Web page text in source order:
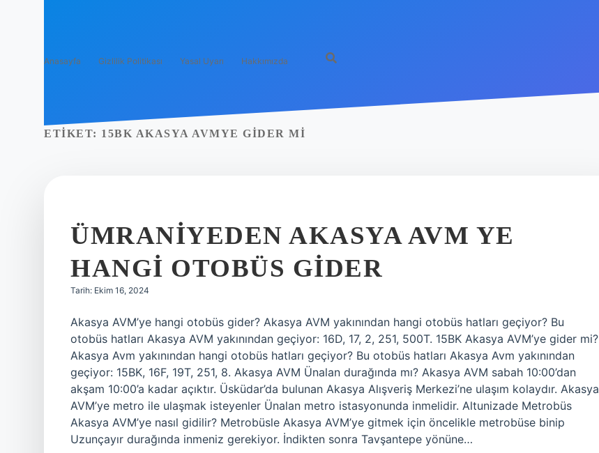
Anasayfa Gizlilik Politikası Yasal Uyarı Hakkımızda
ETIKET: 15BK AKASYA AVMYE GIDER MI
ÜMRANIYEDEN AKASYA AVM YE
HANGI OTOBÜS GIDER
Tarih: Ekim 16, 2024
Akasya AVM’ye hangi otobüs gider? Akasya AVM yakınından hangi otobüs hatları geçiyor? Bu
otobüs hatları Akasya AVM yakınından geçiyor: 16D, 17, 2, 251, 500T. 15BK Akasya AVM’ye gider mi?
Akasya Avm yakınından hangi otobüs hatları geçiyor? Bu otobüs hatları Akasya Avm yakınından
geçiyor: 15BK, 16F, 19T, 251, 8. Akasya AVM Ünalan durağında mı? Akasya AVM sabah 10:00’dan
akşam 10:00’a kadar açıktır. Üsküdar’da bulunan Akasya Alışveriş Merkezi’ne ulaşım kolaydır. Akasya
AVM’ye metro ile ulaşmak isteyenler Ünalan metro istasyonunda inmelidir. Altunizade Metrobüs
Akasya AVM’ye nasıl gidilir? Metrobüsle Akasya AVM’ye gitmek için öncelikle metrobüse binip
Uzunçayır durağında inmeniz gerekiyor. İndikten sonra Tavşantepe yönüne…